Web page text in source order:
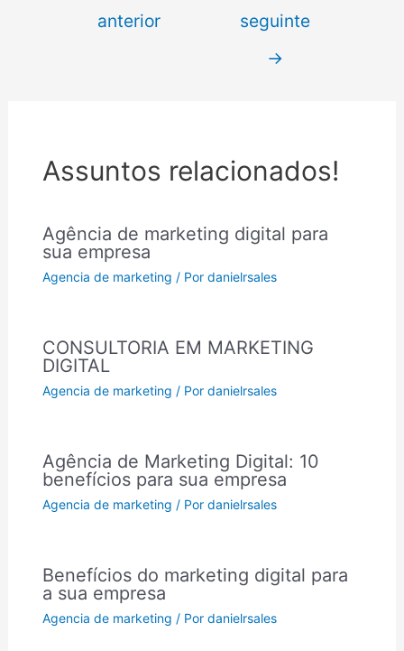
anterior
seguinte
→
Assuntos relacionados!
Agência de marketing digital para
sua empresa
Agencia de marketing / Pordanielrsales
CONSULTORIA EM MARKETING
DIGITAL
Agencia de marketing / Pordanielrsales
Agência de Marketing Digital: 10
benefícios para sua empresa
Agencia de marketing / Pordanielrsales
Benefícios do marketing digital para
a sua empresa
Agencia de marketing / Pordanielrsales